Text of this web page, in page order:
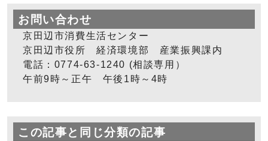
お問い合わせ
京田辺市消費生活センター
京田辺市役所 経済環境部 産業振興課内
電話：0774-63-1240 (相談専用）
午前9時～正午 午後1時～4時
この記事と同じ分類の記事